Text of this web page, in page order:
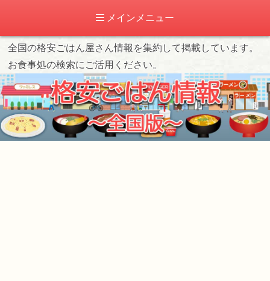
メインメニュー
全国の格安ごはん屋さん情報を集約して掲載しています。
お食事処の検索にご活用ください。